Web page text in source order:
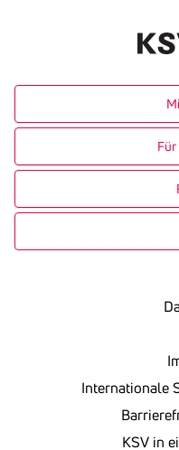
Internationale
KSV in